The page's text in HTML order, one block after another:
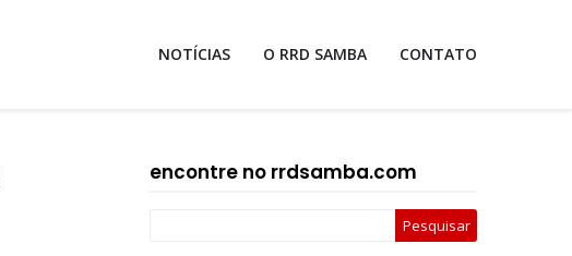
NOTÍCIAS O RRD SAMBA CONTATO
encontre no rrdsamba.com